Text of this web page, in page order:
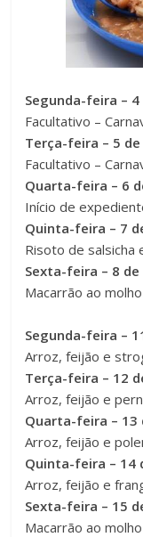
Segunda-feira –
Facultativo –
Terça-feira – 5
Facultativo –
Quarta-feira – 6
Início de
Quinta-feira – 7
Risoto de salsicha
Sexta-feira – 8
Macarrão ao
Segunda-feira –
Arroz, feijão e
Terça-feira – 12
Arroz, feijão e
Quarta-feira – 13
Arroz, feijão e
Quinta-feira – 14
Arroz, feijão e
Sexta-feira – 15
Macarrão ao